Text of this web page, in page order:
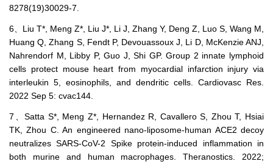
8278(19)30029-7.
6、Liu T*, Meng Z*, Liu J*, Li J, Zhang Y, Deng Z, Luo S, Wang M,
Huang Q, Zhang S, Fendt P, Devouassoux J, Li D, McKenzie ANJ,
Nahrendorf M, Libby P, Guo J, Shi GP. Group 2 innate lymphoid
cells protect mouse heart from myocardial infarction injury via
interleukin 5, eosinophils, and dendritic cells. Cardiovasc Res.
2022 Sep 5: cvac144.
7、Satta S*, Meng Z*, Hernandez R, Cavallero S, Zhou T, Hsiai
TK, Zhou C. An engineered nano-liposome-human ACE2 decoy
neutralizes SARS-CoV-2 Spike protein-induced inflammation in
both murine and human macrophages. Theranostics. 2022;